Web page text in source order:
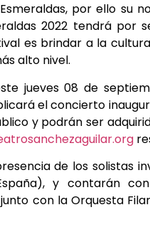
por ello su
2022 tendrá por
es brindar a la
alto nivel.
jueves 08 de
el concierto
y podrán ser
de los solistas
y contarán
con la Orquesta